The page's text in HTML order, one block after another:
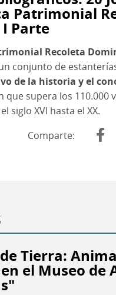
Patrimonial
Parte
Recoleta
conjunto de
de la historia y el
que supera los 110.000
siglo XVI hasta el XX.
Comparte
Tierra:
el Museo de